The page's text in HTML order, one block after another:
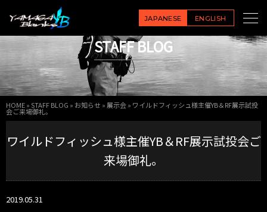
JAPANESE ENGLISH
STAFF BLOG
HOME»STAFF BLOG » お知らせ » 展示会» ワイルドフィッシュ様主催YB＆RF展示試投
会ご来場御礼。
ワイルドフィッシュ様主催YB＆RF展示試投会ご
来場御礼。
2019.05.31